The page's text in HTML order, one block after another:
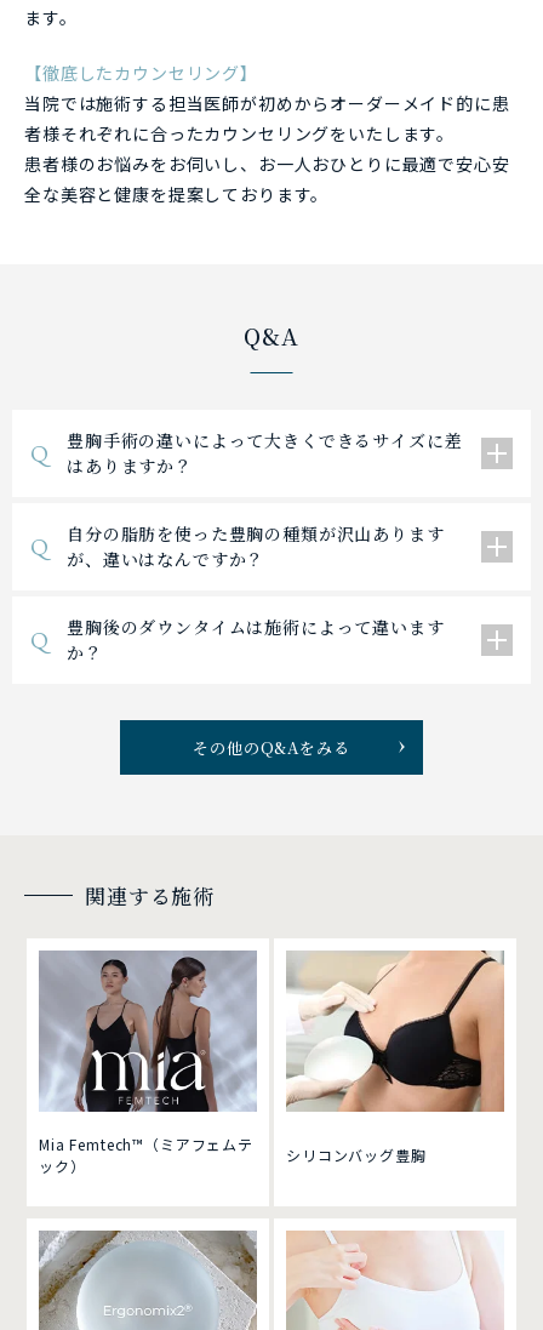
ます。
【徹底したカウンセリング】
当院では施術する担当医師が初めからオーダーメイド的に患
者様それぞれに合ったカウンセリングをいたします。
患者様のお悩みをお伺いし、お一人おひとりに最適で安心安
全な美容と健康を提案しております。
Q&A
Q
豊胸手術の違いによって大きくできるサイズに差
はありますか？
Q
自分の脂肪を使った豊胸の種類が沢山あります
が、違いはなんですか？
Q
豊胸後のダウンタイムは施術によって違います
か？
その他のQ&Aをみる
関連する施術
Mia Femtech™（ミアフェムテ
ック）
シリコンバッグ豊胸